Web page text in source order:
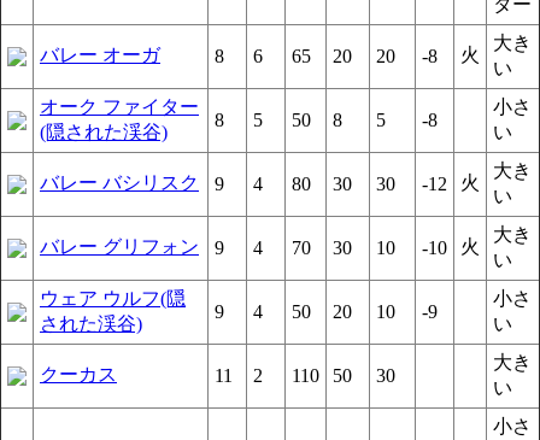
ター
バレー オーガ 8 6 65 20 20 -8 火
大き
い
オーク ファイター
(隠された渓谷)
8 5 50 8 5 -8
小さ
い
バレー バシリスク 9 4 80 30 30 -12 火
大き
い
バレー グリフォン 9 4 70 30 10 -10 火
大き
い
ウェア ウルフ(隠
された渓谷)
9 4 50 20 10 -9
小さ
い
クーカス 11 2 110 50 30
大き
い
小さ